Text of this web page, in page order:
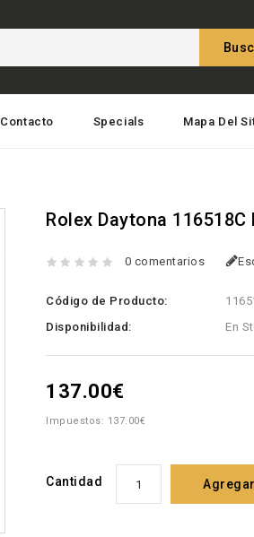
Contacto Specials Mapa Del
Rolex Daytona 116518C
0 comentarios
Código de Producto:
Disponibilidad:
En
137.00€
Impuestos: 137.00€
Cantidad